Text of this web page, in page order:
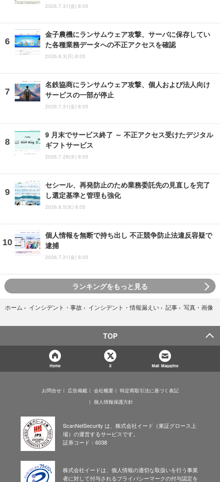
2026.7.31(金) 8:05
金子農機にランサムウェア攻撃、サーバに保存してい
た各種業務データへの不正アクセスを確認
2026.8.3(月) 8:05
名鉄協商にランサムウェア攻撃、個人および法人向け
サービスの一部が停止
2026.7.31(金) 8:05
9 月末でサービス終了 ～ 不正アクセス受けたデジタル
ギフトサービス
2026.7.29(水) 8:05
セシール、再発防止のため業務委託先の見直しを完了
し選定基準と管理も強化
2026.8.5(水) 8:05
個人情報を無断で持ち出し 不正競争防止法違反容疑で
逮捕
2026.7.31(金) 8:05
ランキングをもっと見る
ホーム › インシデント・事故 › インシデント・情報漏えい › 記事 › 写真・画像
TOP
Home X Mail Magazine
お問合せ 広告掲載 会社概要
特定商取引法に基づく表記
個人情報保護方針
ScanNetSecurity は、株式会社イード（東証グロース上
場）の運営するサービスです。
証券コード：6038
株式会社イードは、個人情報の適切な取扱いを行う事業
者に対して付与されるプライバシーマークの付与認定を